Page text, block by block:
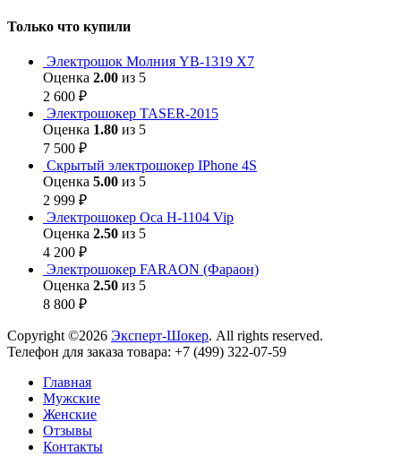
Только что купили
Электрошок Молния YB-1319 Х7
Оценка 2.00 из 5
2 600 ₽
Электрошокер TASER-2015
Оценка 1.80 из 5
7 500 ₽
Скрытый электрошокер IPhone 4S
Оценка 5.00 из 5
2 999 ₽
Электрошокер Оса H-1104 Vip
Оценка 2.50 из 5
4 200 ₽
Электрошокер FARAON (Фараон)
Оценка 2.50 из 5
8 800 ₽
Copyright ©2026 Эксперт-Шокер. All rights reserved.
Телефон для заказа товара: +7 (499) 322-07-59
Главная
Мужские
Женские
Отзывы
Контакты